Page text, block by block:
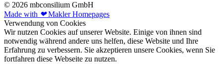
© 2026 mbconsilium GmbH
Made with ❤Makler Homepages
Verwendung von Cookies
Wir nutzen Cookies auf unserer Website. Einige von ihnen sind
notwendig während andere uns helfen, diese Website und Ihre
Erfahrung zu verbessern. Sie akzeptieren unsere Cookies, wenn Sie
fortfahren diese Webseite zu nutzen.